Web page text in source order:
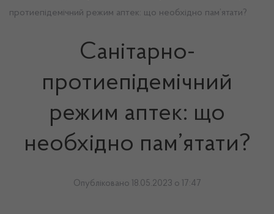
протиепідемічний режим аптек: що необхідно пам’ятати?
Санітарно-
протиепідемічний
режим аптек: що
необхідно пам’ятати?
Опубліковано 18.05.2023 о 17:47